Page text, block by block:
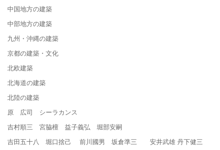
中国地方の建築
中部地方の建築
九州・沖縄の建築
京都の建築・文化
北欧建築
北海道の建築
北陸の建築
原 広司 シーラカンス
吉村順三 宮脇檀 益子義弘 堀部安嗣
吉田五十八 堀口捨己 前川國男 坂倉準三 安井武雄 丹下健三